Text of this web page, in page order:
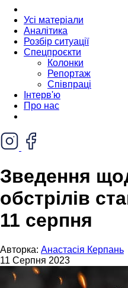
Усі матеріали
Аналітика
Розбір ситуації
Спецпроєкти
Колонки
Репортаж
Співпраці
Інтерв'ю
Про нас
Зведення
обстрілів
11 серпня
Авторка: Анастасія Керпань
11 Серпня 2023